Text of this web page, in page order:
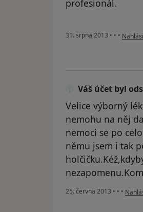
profesionál.
31. srpna 2013 • • • podle
Váš účet byl
Velice výborný
nemohu na něj
nemoci se po
němu jsem i tak
25. června 2013 • • • podle